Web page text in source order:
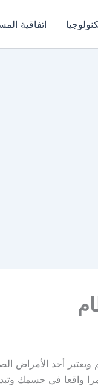
اتفاقية
أحد الأمراض
واقعا في جسمك